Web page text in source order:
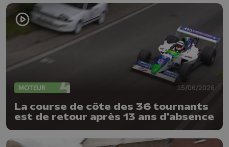
MOTEUR 15/06/2026
La course de côte des 36 tournants
est de retour après 13 ans d'absence